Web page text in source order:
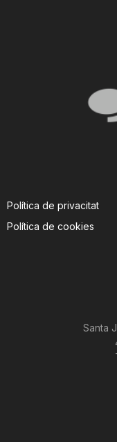
Política de privacitat
Política de cookies
Santa